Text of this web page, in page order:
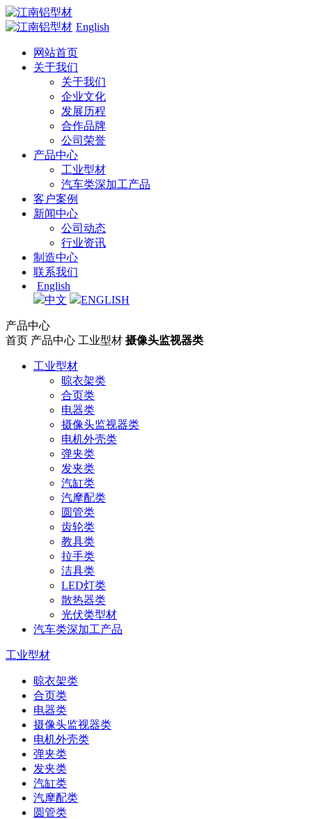
English
网站首页
关于我们
关于我们
企业文化
发展历程
合作品牌
公司荣誉
产品中心
工业型材
汽车类深加工产品
客户案例
新闻中心
公司动态
行业资讯
制造中心
联系我们
English
中文
ENGLISH
产品中心
首页 产品中心 工业型材 摄像头监视器类
工业型材
晾衣架类
合页类
电器类
摄像头监视器类
电机外壳类
弹夹类
发夹类
汽缸类
汽摩配类
圆管类
齿轮类
教具类
拉手类
洁具类
LED灯类
散热器类
光伏类型材
汽车类深加工产品
工业型材
晾衣架类
合页类
电器类
摄像头监视器类
电机外壳类
弹夹类
发夹类
汽缸类
汽摩配类
圆管类